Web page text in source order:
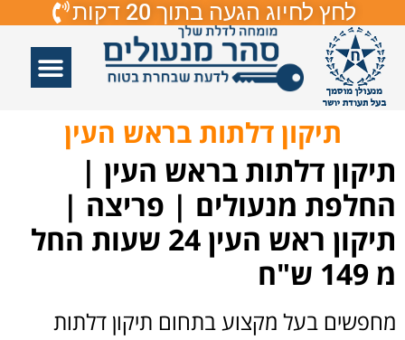
לחץ לחיוג הגעה בתוך 20 דקות
תיקון דלתות בראש העין
תיקון דלתות בראש העין |
החלפת מנעולים | פריצה |
תיקון ראש העין 24 שעות החל
מ 149 ש"ח
מחפשים בעל מקצוע בתחום תיקון דלתות